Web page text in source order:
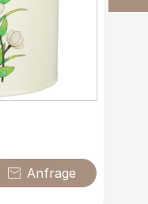
 Anfrage